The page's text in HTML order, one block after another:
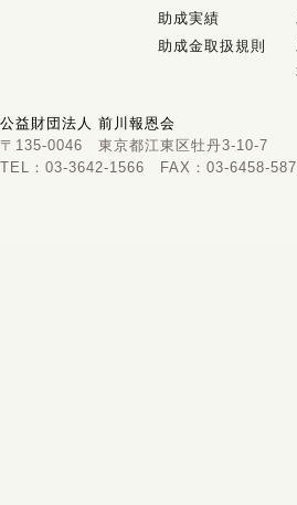
助成実績
助成金取扱規則
公益財団法人 前川報恩会
〒135-0046 東京都江東区牡丹3-10-7
TEL：03-3642-1566 FAX：03-